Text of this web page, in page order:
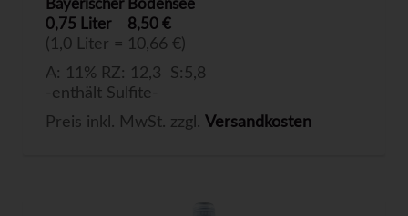
Bayerischer Bodensee
0,75 Liter
8,50 €
(1,0 Liter = 10,66 €)
A: 11% RZ: 12,3 S:5,8
-enthält Sulfite-
Preis inkl. MwSt. zzgl. Versandkosten